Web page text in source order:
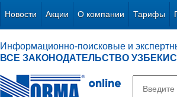
Новости Акции О компании Тарифы
Информационно-поисковые и
ВСЕ ЗАКОНОДАТЕЛЬСТВО